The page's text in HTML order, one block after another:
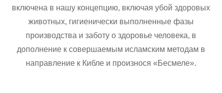
включена в нашу концепцию, включая убой здоровых
животных, гигиенически выполненные фазы
производства и заботу о здоровье человека, в
дополнение к совершаемым исламским методам в
направление к Кибле и произнося «Бесмеле».